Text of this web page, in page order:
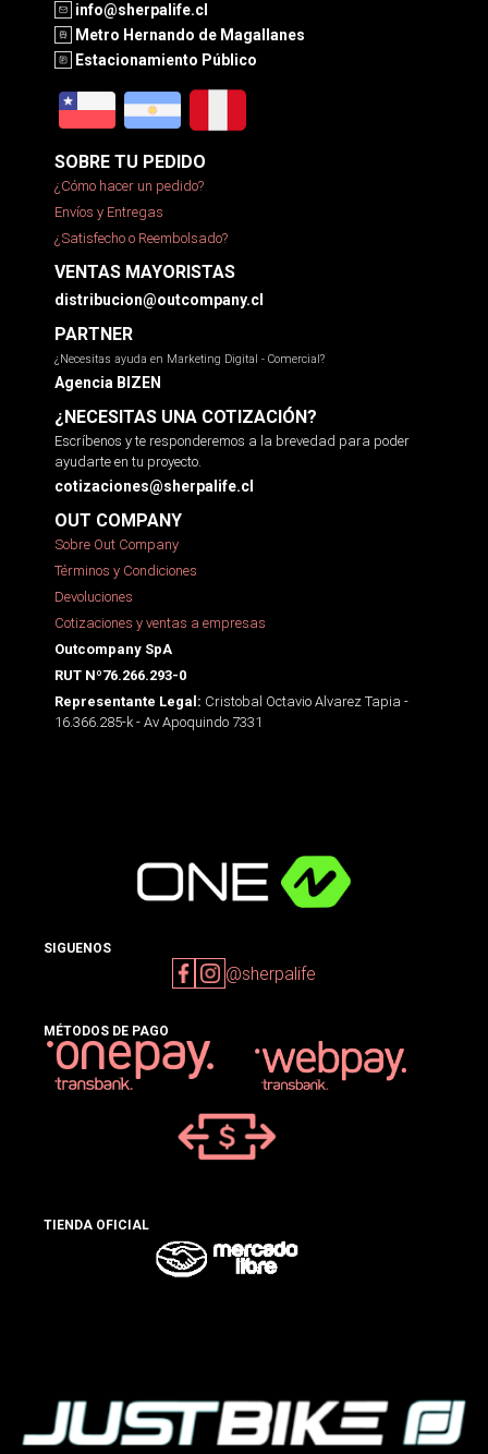
info@sherpalife.cl
Metro Hernando de Magallanes
Estacionamiento Público
SOBRE TU PEDIDO
¿Cómo hacer un pedido?
Envíos y Entregas
¿Satisfecho o Reembolsado?
VENTAS MAYORISTAS
distribucion@outcompany.cl
PARTNER
¿Necesitas ayuda en Marketing Digital - Comercial?
Agencia BIZEN
¿NECESITAS UNA COTIZACIÓN?
Escríbenos y te responderemos a la brevedad para poder
ayudarte en tu proyecto.
cotizaciones@sherpalife.cl
OUT COMPANY
Sobre Out Company
Términos y Condiciones
Devoluciones
Cotizaciones y ventas a empresas
Outcompany SpA
RUT Nº76.266.293-0
Representante Legal: Cristobal Octavio Alvarez Tapia -
16.366.285-k - Av Apoquindo 7331
SIGUENOS
@sherpalife
MÉTODOS DE PAGO
TIENDA OFICIAL